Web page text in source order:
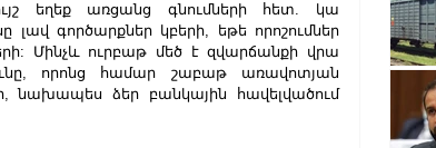
եղեք առցանց գնումների հետ. կա
գործարքներ կբերի, եթե որոշումներ
Մինչև ուրբաթ մեծ է զվարճանքի վրա
որոնց համար շաբաթ առավոտյան
նախապես ձեր բանկային հավելվածում